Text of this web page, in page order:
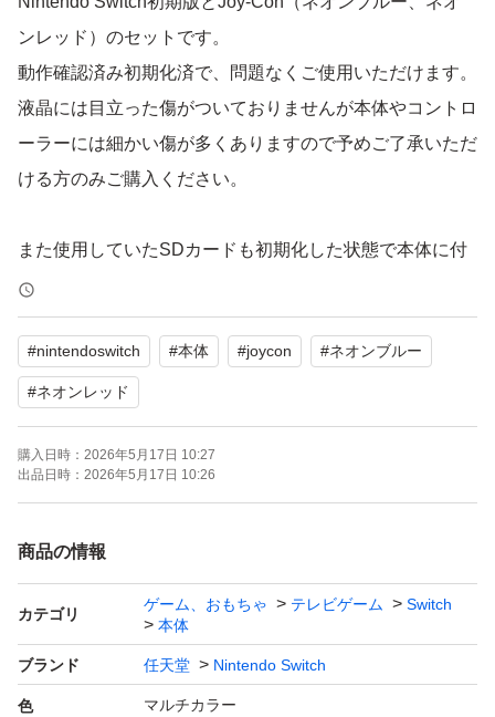
ンレッド）のセットです。
動作確認済み初期化済で、問題なくご使用いただけます。
液晶には目立った傷がついておりませんが本体やコントロ
ーラーには細かい傷が多くありますので予めご了承いただ
ける方のみご購入ください。
また使用していたSDカードも初期化した状態で本体に付
属していますのでこちらもご利用いただけます。
【ブランド】Nintendo Switch
【カテゴリ】本体
【商品の状態】やや傷や汚れあり
【カラー】マルチカラー
#nintendoswitch #本体 #joycon #ネオンブルー
#ネオンレッド
購入日時： 2026年5月17日 10:27
出品日時： 2026年5月17日 10:26
商品の情報
カテゴリ
ゲーム、おもちゃ テレビゲーム
Switch
本体
ブランド 任天堂 Nintendo Switch
色 マルチカラー